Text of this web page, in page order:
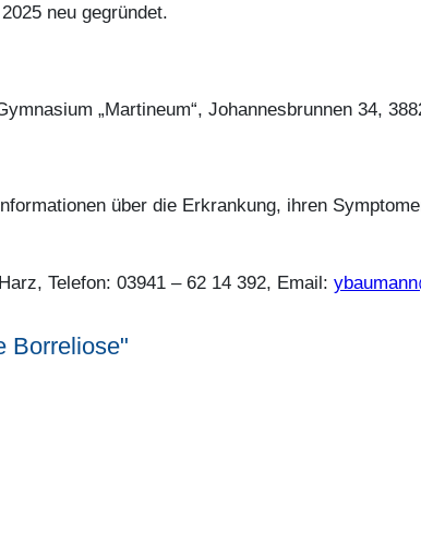
neu gegründet.
„Martineum“, Johannesbrunnen 34,
über die Erkrankung, ihren
Telefon: 03941 – 62 14 392, Email:
Borreliose"